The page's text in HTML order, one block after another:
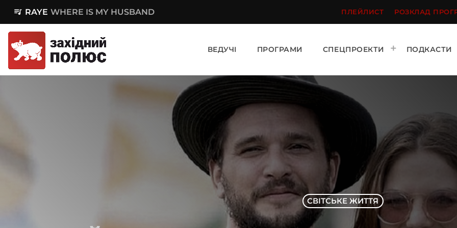
queue_music RAYE WHERE IS MY HUSBAND ПЛЕЙЛИСТ РОЗКЛАД
ВЕДУЧІ ПРОГРАМИ СПЕЦПРОЕКТИ ПОДКАСТИ
СВІТСЬКЕ ЖИТТЯ